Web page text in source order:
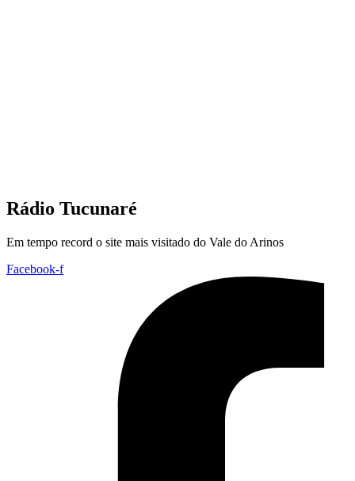
Rádio Tucunaré
Em tempo record o site mais visitado do Vale do Arinos
Facebook-f